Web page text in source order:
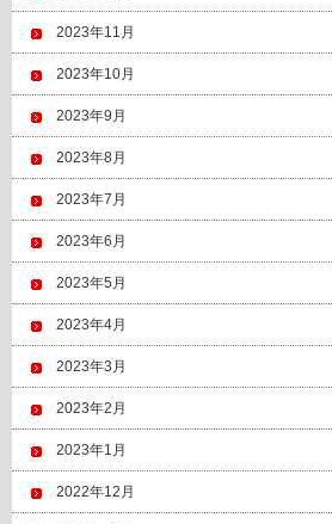
2023年11月
2023年10月
2023年9月
2023年8月
2023年7月
2023年6月
2023年5月
2023年4月
2023年3月
2023年2月
2023年1月
2022年12月